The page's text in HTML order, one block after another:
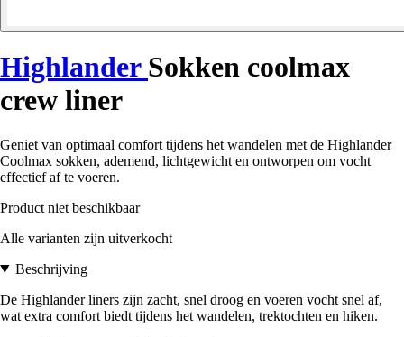
Highlander Sokken coolmax
crew liner
Geniet van optimaal comfort tijdens het wandelen met de Highlander
Coolmax sokken, ademend, lichtgewicht en ontworpen om vocht
effectief af te voeren.
Product niet beschikbaar
Alle varianten zijn uitverkocht
Beschrijving
De Highlander liners zijn zacht, snel droog en voeren vocht snel af,
wat extra comfort biedt tijdens het wandelen, trektochten en hiken.